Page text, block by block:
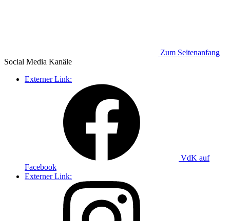
Zum Seitenanfang
Social Media Kanäle
Externer Link:
VdK auf
Facebook
Externer Link: